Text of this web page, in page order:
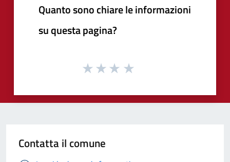
Quanto sono chiare le informazioni
su questa pagina?
Contatta il comune